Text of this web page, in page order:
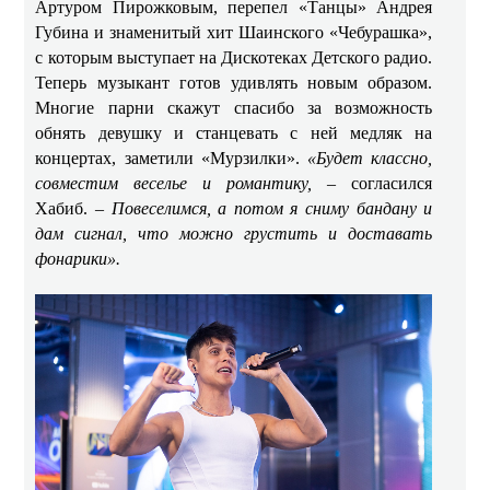
Артуром Пирожковым, перепел «Танцы» Андрея
Губина и знаменитый хит Шаинского «Чебурашка»,
с которым выступает на Дискотеках Детского радио.
Теперь музыкант готов удивлять новым образом.
Многие парни скажут спасибо за возможность
обнять девушку и станцевать с ней медляк на
концертах, заметили «Мурзилки». «Будет классно,
совместим веселье и романтику,– согласился
Хабиб. – Повеселимся, а потом я сниму бандану и
дам сигнал, что можно грустить и доставать
фонарики».